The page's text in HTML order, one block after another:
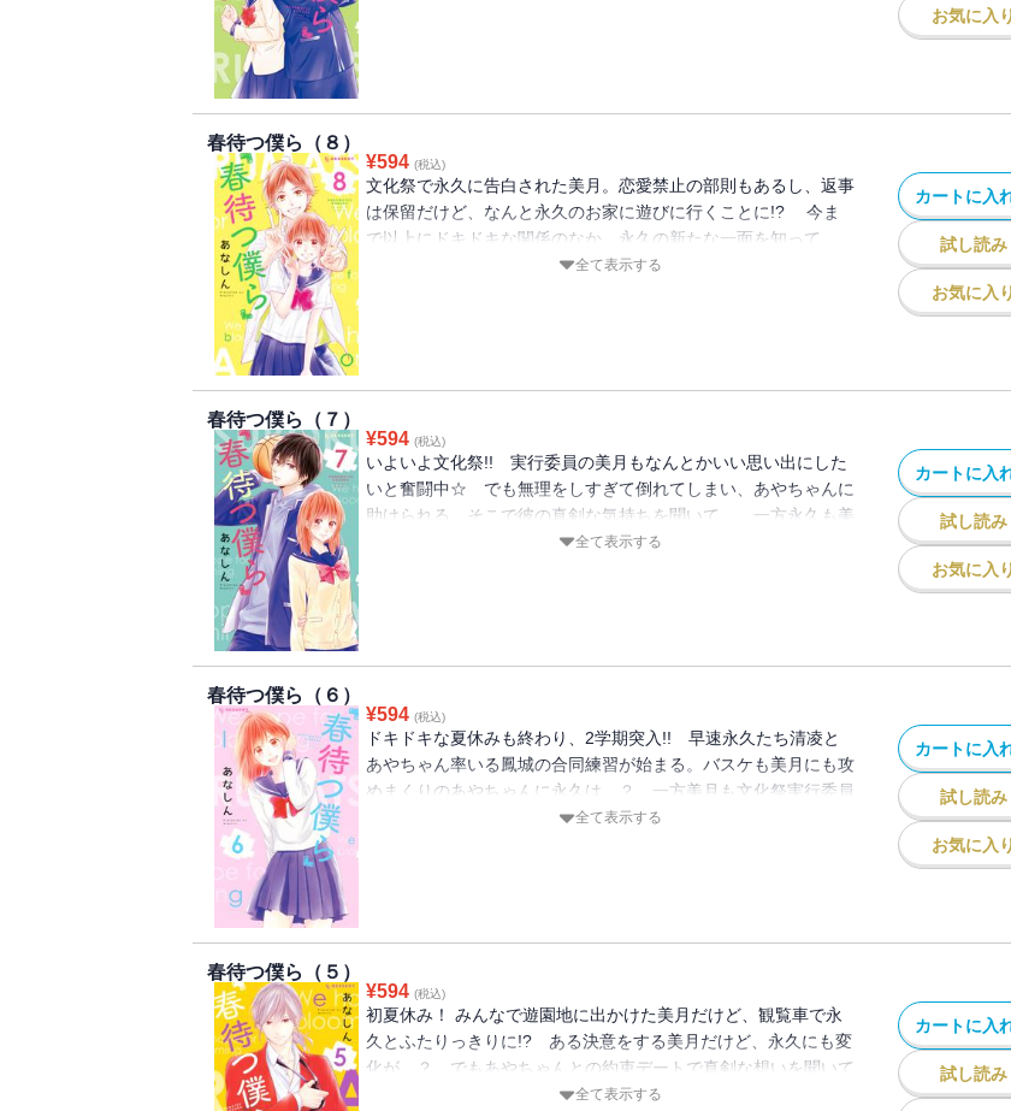
お気に入り
春待つ僕ら（８）
¥594 (税込)
文化祭で永久に告白された美月。恋愛禁止の部則もあるし、返事
は保留だけど、なんと永久のお家に遊びに行くことに!? 今ま
で以上にドキドキな関係のなか、永久の新たな一面を知って
――。一方、あやちゃんもある決意を…。大ヒット！ 笑えて
全て表示する
カートに入
試し読み
お気に入り
春待つ僕ら（７）
¥594 (税込)
いよいよ文化祭!! 実行委員の美月もなんとかいい思い出にした
いと奮闘中☆ でも無理をしすぎて倒れてしまい、あやちゃんに
助けられる。そこで彼の真剣な気持ちを聞いて…。一方永久も美
月への告白を決意していて!? 140万部突破!! 笑えてトキめく
全て表示する
カートに入
試し読み
お気に入り
春待つ僕ら（６）
¥594 (税込)
ドキドキな夏休みも終わり、2学期突入!! 早速永久たち清凌と
あやちゃん率いる鳳城の合同練習が始まる。バスケも美月にも攻
めまくりのあやちゃんに永久は…？ 一方美月も文化祭実行委員
を頑張ろうと決めて…。大ヒット！ 笑えてトキめく青春ラブコ
全て表示する
カートに入
試し読み
お気に入り
春待つ僕ら（５）
¥594 (税込)
初夏休み！ みんなで遊園地に出かけた美月だけど、観覧車で永
久とふたりっきりに!? ある決意をする美月だけど、永久にも変
化が…？ でもあやちゃんとの約束デートで真剣な想いを聞いて
しまい…。大ヒット！ 笑えてトキめく青春ラブコメディー☆恋
全て表示する
カートに入
試し読み